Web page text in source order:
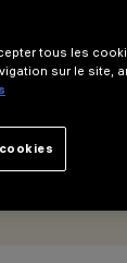
tous les
sur le site,